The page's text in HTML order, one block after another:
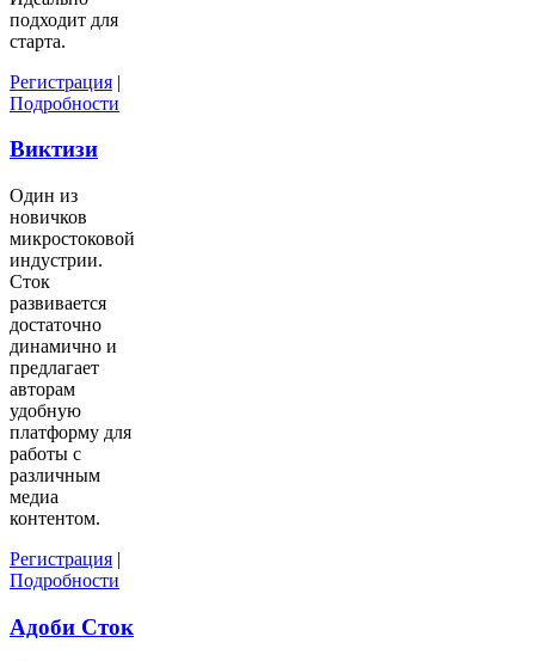
подходит для
старта.
Регистрация |
Подробности
Виктизи
Один из
новичков
микростоковой
индустрии.
Сток
развивается
достаточно
динамично и
предлагает
авторам
удобную
платформу для
работы с
различным
медиа
контентом.
Регистрация |
Подробности
Адоби Сток